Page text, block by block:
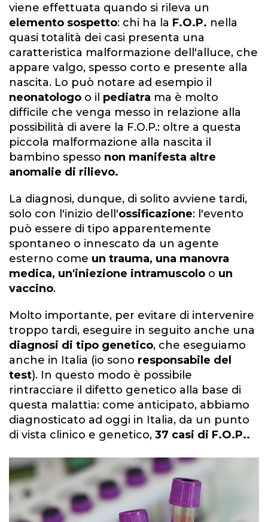
viene effettuata quando si rileva un
elemento sospetto: chi ha la F.O.P. nella
quasi totalità dei casi presenta una
caratteristica malformazione dell'alluce, che
appare valgo, spesso corto e presente alla
nascita. Lo può notare ad esempio il
neonatologo o il pediatra ma è molto
difficile che venga messo in relazione alla
possibilità di avere la F.O.P.: oltre a questa
piccola malformazione alla nascita il
bambino spesso non manifesta altre
anomalie di rilievo.
La diagnosi, dunque, di solito avviene tardi,
solo con l'inizio dell'ossificazione: l'evento
può essere di tipo apparentemente
spontaneo o innescato da un agente
esterno come un trauma, una manovra
medica, un'iniezione intramuscolo o un
vaccino.
Molto importante, per evitare di intervenire
troppo tardi, eseguire in seguito anche una
diagnosi di tipo genetico, che eseguiamo
anche in Italia (io sono responsabile del
test). In questo modo è possibile
rintracciare il difetto genetico alla base di
questa malattia: come anticipato, abbiamo
diagnosticato ad oggi in Italia, da un punto
di vista clinico e genetico, 37 casi di F.O.P..